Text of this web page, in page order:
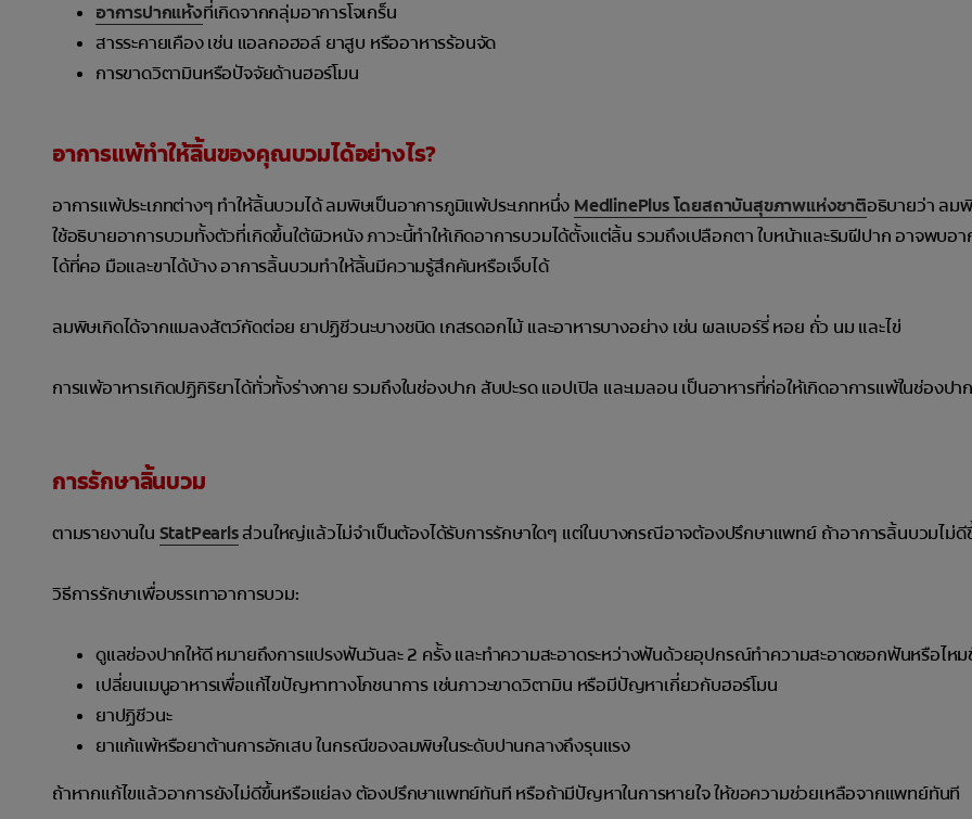
อาการปากแห้งที่เกิดจากกลุ่มอาการโจเกร็น
สารระคายเคือง เช่น แอลกอฮอล์ ยาสูบ หรืออาหารร้อนจัด
การขาดวิตามินหรือปัจจัยด้านฮอร์โมน
อาการแพ้ทำให้ลิ้นของคุณบวมได้อย่างไร?
อาการแพ้ประเภทต่างๆ ทำให้ลิ้นบวมได้ ลมพิษเป็นอาการภูมิแพ้ประเภทหนึ่ง MedlinePlus โดยสถาบันสุขภาพแห่งชาติอธิบายว่า ลม
ใช้อธิบายอาการบวมทั้งตัวที่เกิดขึ้นใต้ผิวหนัง ภาวะนี้ทำให้เกิดอาการบวมได้ตั้งแต่ลิ้น รวมถึงเปลือกตา ใบหน้าและริมฝีปาก อาจพบอา
ได้ที่คอ มือและขาได้บ้าง อาการลิ้นบวมทำให้ลิ้นมีความรู้สึกคันหรือเจ็บได้
ลมพิษเกิดได้จากแมลงสัตว์กัดต่อย ยาปฏิชีวนะบางชนิด เกสรดอกไม้ และอาหารบางอย่าง เช่น ผลเบอร์รี่ หอย ถั่ว นม และไข่
การแพ้อาหารเกิดปฏิกิริยาได้ทั่วทั้งร่างกาย รวมถึงในช่องปาก สับปะรด แอปเปิล และเมลอน เป็นอาหารที่ก่อให้เกิดอาการแพ้ในช่องป
การรักษาลิ้นบวม
ตามรายงานใน StatPearlsส่วนใหญ่แล้วไม่จำเป็นต้องได้รับการรักษาใดๆ แต่ในบางกรณีอาจต้องปรึกษาแพทย์ ถ้าอาการลิ้นบวมไม่ดี
วิธีการรักษาเพื่อบรรเทาอาการบวม:
ดูแลช่องปากให้ดี หมายถึงการแปรงฟันวันละ 2 ครั้ง และทำความสะอาดระหว่างฟันด้วยอุปกรณ์ทำความสะอาดซอกฟันหรือไห
เปลี่ยนเมนูอาหารเพื่อแก้ไขปัญหาทางโภชนาการ เช่นภาวะขาดวิตามิน หรือมีปัญหาเกี่ยวกับฮอร์โมน
ยาปฏิชีวนะ
ยาแก้แพ้หรือยาต้านการอักเสบ ในกรณีของลมพิษในระดับปานกลางถึงรุนแรง
ถ้าหากแก้ไขแล้วอาการยังไม่ดีขึ้นหรือแย่ลง ต้องปรึกษาแพทย์ทันที หรือถ้ามีปัญหาในการหายใจ ให้ขอความช่วยเหลือจากแพทย์ทันที